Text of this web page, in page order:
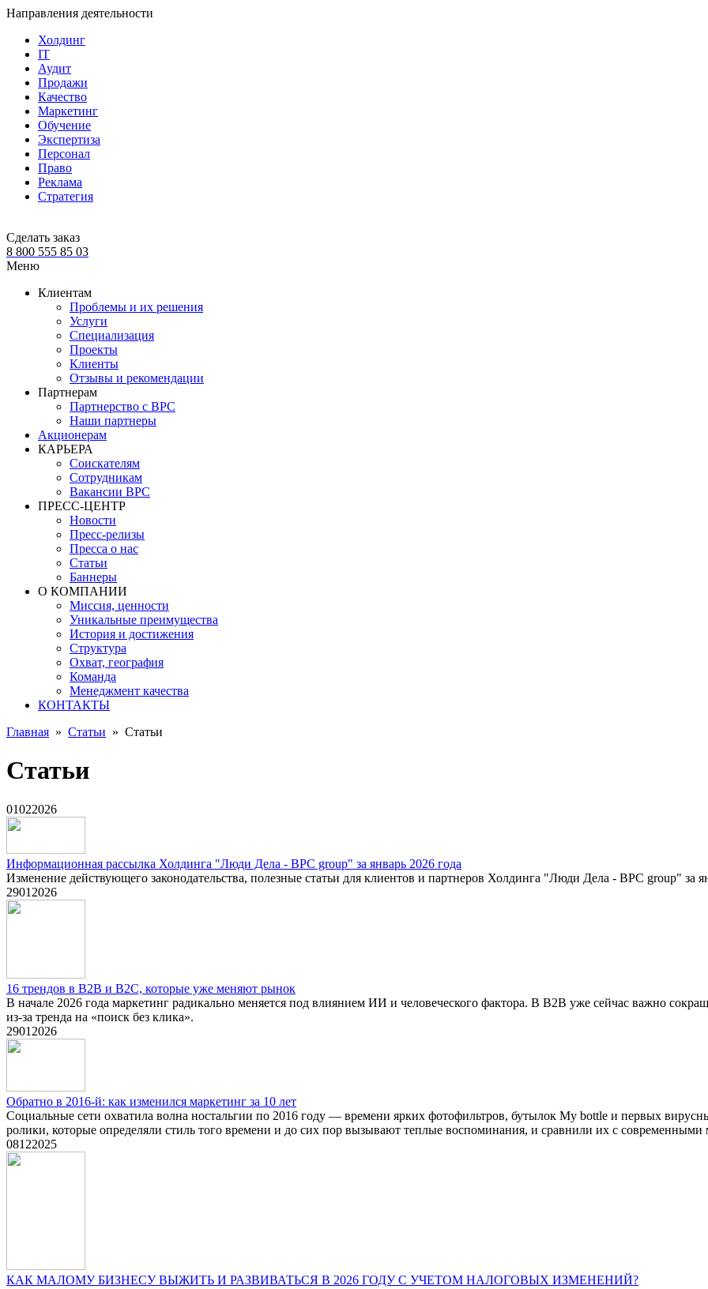
Направления деятельности
Холдинг
IT
Аудит
Продажи
Качество
Маркетинг
Обучение
Экспертиза
Персонал
Право
Реклама
Стратегия
Сделать заказ
8 800 555 85 03
Меню
Клиентам
Проблемы и их решения
Услуги
Специализация
Проекты
Клиенты
Отзывы и рекомендации
Партнерам
Партнерство с BPC
Наши партнеры
Акционерам
КАРЬЕРА
Соискателям
Сотрудникам
Вакансии BPC
ПРЕСС-ЦЕНТР
Новости
Пресс-релизы
Пресса о нас
Статьи
Баннеры
О КОМПАНИИ
Миссия, ценности
Уникальные преимущества
История и достижения
Структура
Охват, география
Команда
Менеджмент качества
КОНТАКТЫ
Главная » Статьи » Статьи
Статьи
01022026
Информационная рассылка Холдинга "Люди Дела - BPC group" за январь 2026 года
Изменение действующего законодательства, полезные статьи для клиентов и партнеров Холдинга "Люди Дела - BPC group" за
2901 2026
16 трендов в B2B и B2C, которые уже меняют рынок
В начале 2026 года маркетинг радикально меняется под влиянием ИИ и человеческого фактора. В B2B уже сейчас важно
из-за тренда на «поиск без клика».
2901 2026
Обратно в 2016-й: как изменился маркетинг за 10 лет
Социальные сети охватила волна ностальгии по 2016 году — времени ярких фотофильтров, бутылок My bottle и первых
ролики, которые определяли стиль того времени и до сих пор вызывают теплые воспоминания, и сравнили их с
08122025
КАК МАЛОМУ БИЗНЕСУ ВЫЖИТЬ И РАЗВИВАТЬСЯ В 2026 ГОДУ С УЧЕТОМ НАЛОГОВЫХ ИЗМЕНЕНИЙ?